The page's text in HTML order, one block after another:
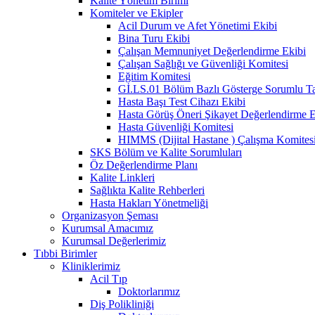
Komiteler ve Ekipler
Acil Durum ve Afet Yönetimi Ekibi
Bina Turu Ekibi
Çalışan Memnuniyet Değerlendirme Ekibi
Çalışan Sağlığı ve Güvenliği Komitesi
Eğitim Komitesi
Gİ.LS.01 Bölüm Bazlı Gösterge Sorumlu
Hasta Başı Test Cihazı Ekibi
Hasta Görüş Öneri Şikayet Değerlendirme
Hasta Güvenliği Komitesi
HIMMS (Dijital Hastane ) Çalışma Komitesi
SKS Bölüm ve Kalite Sorumluları
Öz Değerlendirme Planı
Kalite Linkleri
Sağlıkta Kalite Rehberleri
Hasta Hakları Yönetmeliği
Organizasyon Şeması
Kurumsal Amacımız
Kurumsal Değerlerimiz
Tıbbi Birimler
Kliniklerimiz
Acil Tıp
Doktorlarımız
Diş Polikliniği